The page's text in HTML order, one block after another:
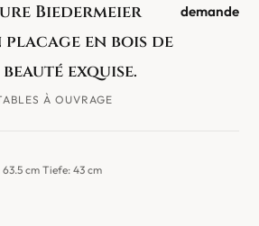
Biedermeier
en bois de
exquise.
À OUVRAGE
demande
cm Tiefe: 43 cm